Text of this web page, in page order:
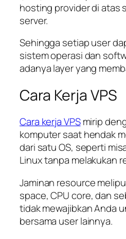
hosting provider di atas
server.
Sehingga setiap user
sistem operasi dan
adanya layer yang
Cara Kerja VPS
Cara kerja VPSmirip
komputer saat hendak
dari satu OS, seperti
Linux tanpa melakukan
Jaminan resource
space, CPU core, dan
tidak mewajibkan Anda
bersama user lainnya.